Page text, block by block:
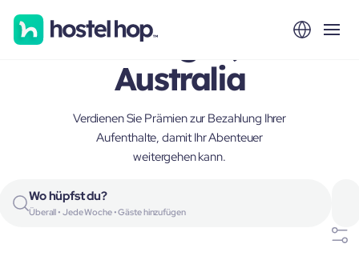
Coogee,
Australia
Verdienen Sie Prämien zur Bezahlung Ihrer
Aufenthalte, damit Ihr Abenteuer
weitergehen kann.
Wo hüpfst du?
Überall • Jede Woche • Gäste hinzufügen